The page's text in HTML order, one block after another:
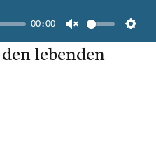
00:00
Unmute
eines
einer
lebenden